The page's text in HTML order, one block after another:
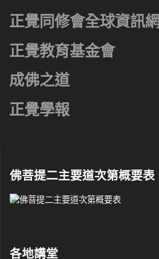
正覺同修會全球資訊網
正覺教育基金會
成佛之道
正覺學報
佛菩提二主要道次第概要表
各地講堂